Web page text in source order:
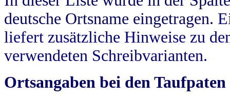
deutsche Ortsname eingetragen.
liefert zusätzliche Hinweise zu
verwendeten Schreibvarianten.
Ortsangaben bei den Taufpaten